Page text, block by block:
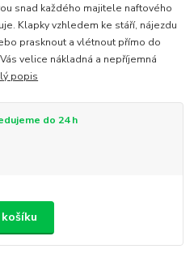
snad každého majitele naftového
Klapky vzhledem ke stáří, nájezdu
prasknout a vlétnout přímo do
velice nákladná a nepříjemná
popis
do 24 h